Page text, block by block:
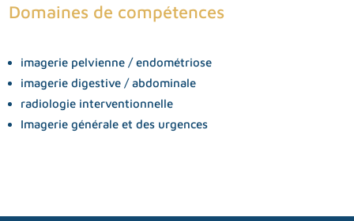
Domaines de compétences
imagerie pelvienne / endométriose
imagerie digestive / abdominale
radiologie interventionnelle
Imagerie générale et des urgences